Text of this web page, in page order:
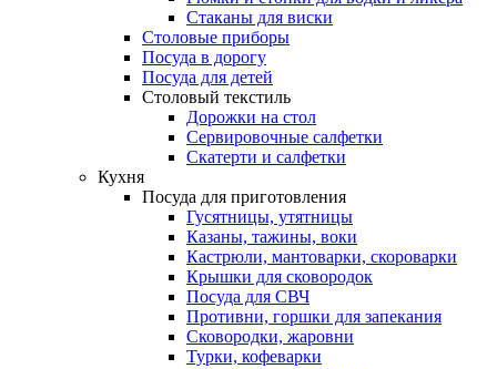
Стаканы для виски
Столовые приборы
Посуда в дорогу
Посуда для детей
Столовый текстиль
Дорожки на стол
Сервировочные салфетки
Скатерти и салфетки
Кухня
Посуда для приготовления
Гусятницы, утятницы
Казаны, тажины, воки
Кастрюли, мантоварки, скороварки
Крышки для сковородок
Посуда для СВЧ
Противни, горшки для запекания
Сковородки, жаровни
Турки, кофеварки